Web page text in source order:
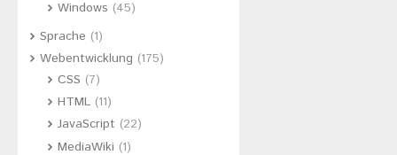
Windows (45)
Sprache (1)
Webentwicklung (175)
CSS (7)
HTML(11)
JavaScript (22)
MediaWiki (1)